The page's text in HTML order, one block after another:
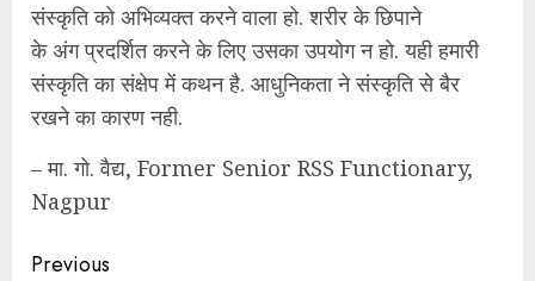
संस्कृति को अभिव्यक्त करने वाला हो. शरीर के छिपाने
के अंग प्रदर्शित करने के लिए उसका उपयोग न हो. यही हमारी
संस्कृति का संक्षेप में कथन है. आधुनिकता ने संस्कृति से बैर
रखने का कारण नही.
– मा. गो. वैद्य, Former Senior RSS Functionary,
Nagpur
Continue
Previous